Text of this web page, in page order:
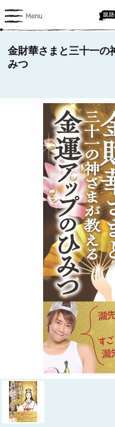
金財華さまと三十一の
みつ